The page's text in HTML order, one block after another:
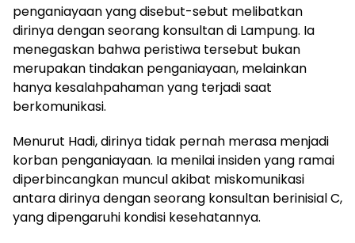
penganiayaan yang disebut-sebut melibatkan
dirinya dengan seorang konsultan di Lampung. Ia
menegaskan bahwa peristiwa tersebut bukan
merupakan tindakan penganiayaan, melainkan
hanya kesalahpahaman yang terjadi saat
berkomunikasi.
Menurut Hadi, dirinya tidak pernah merasa menjadi
korban penganiayaan. Ia menilai insiden yang ramai
diperbincangkan muncul akibat miskomunikasi
antara dirinya dengan seorang konsultan berinisial C,
yang dipengaruhi kondisi kesehatannya.